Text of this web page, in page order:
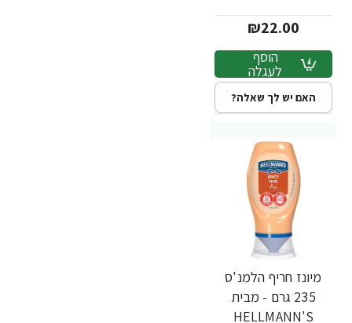
₪22.00
הוסף
לעגלה
האם יש לך שאלה?
מיונז חריף הלמנ'ס
235 גרם - מבית
HELLMANN'S